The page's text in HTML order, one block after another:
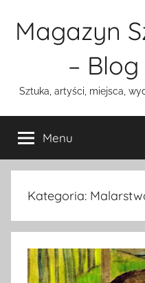
Magazyn
–
Sztuka, artyści, miejsca,
Menu
Kategoria: